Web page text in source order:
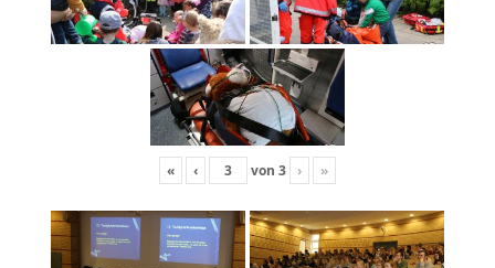
« ‹ von 3 › »